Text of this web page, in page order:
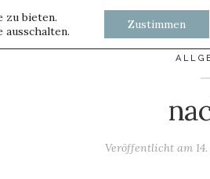
Veröffentlicht am
zu bieten.
Zustimmen